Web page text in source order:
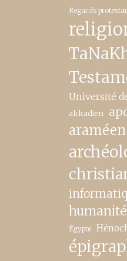
Regards
Université
akkadien
araméen
Égypte